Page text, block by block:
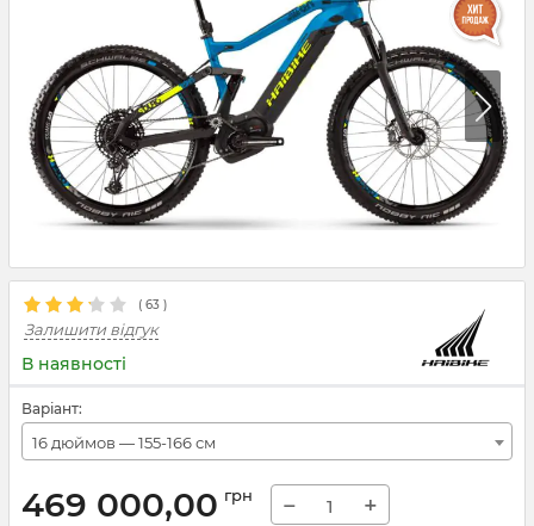
( 63 )
Залишити відгук
В наявності
Варіант:
16 дюймов — 155-166 см
469 000,00 грн − +